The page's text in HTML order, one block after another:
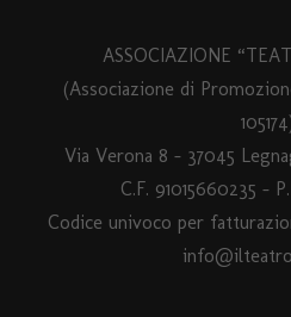
ASSOCIAZIONE
(Associazione di
Via Verona 8 – 37045
C.F. 91015660235 -
Codice univoco per